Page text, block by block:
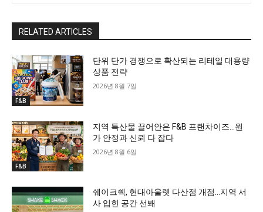
RELATED ARTICLES
F&B
단위 단가 경쟁으로 확산되는 리테일 대용량
상품 전략
2026년 8월 7일
F&B
지역 특산물 끌어안은 F&B 프랜차이즈…원
가 안정과 신뢰 다 잡다
2026년 8월 6일
쉐이크쉑, 현대아울렛 다산점 개점…지역 서
사 입힌 공간 선봬